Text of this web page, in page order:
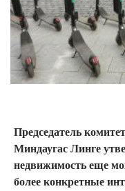
Председатель
Миндаугас Линге
недвижимость еще
более конкретные